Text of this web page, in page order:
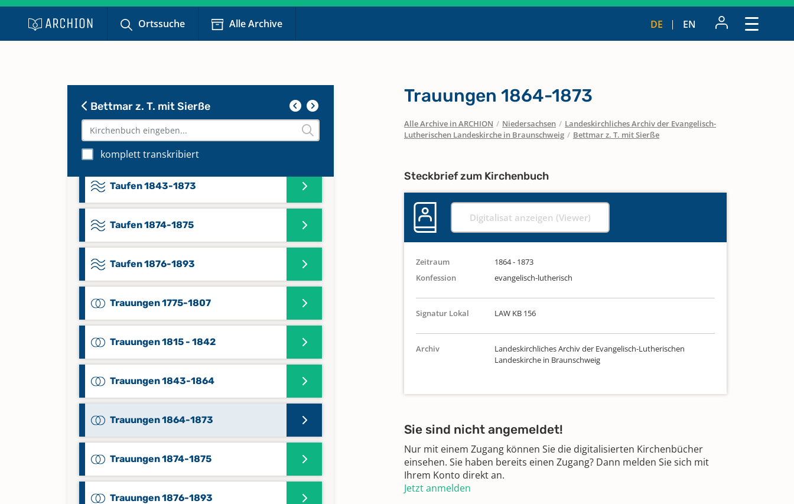
Ortssuche Alle Archive DE EN
Bettmar z. T. mit Sierße
komplett transkribiert
1873
Taufen 1815 - 1835
Taufen 1843-1873
Taufen 1874-1875
Taufen 1876-1893
Trauungen 1775-1807
Trauungen 1815 - 1842
Trauungen 1843-1864
Trauungen 1864-1873
Trauungen 1874-1875
Trauungen 1876-1893
Trauungen 1864-1873
Alle Archive in ARCHION / Niedersachsen / Landeskirchliches Archiv der Evangelisch-
Lutherischen Landeskirche in Braunschweig / Bettmar z. T. mit Sierße
Steckbrief zum Kirchenbuch
Digitalisat anzeigen (Viewer)
Zeitraum
1864 - 1873
Konfession
evangelisch-lutherisch
Signatur Lokal LAW KB 156
Archiv
Landeskirchliches Archiv der Evangelisch-Lutherischen
Landeskirche in Braunschweig
Sie sind nicht angemeldet!
Nur mit einem Zugang können Sie die digitalisierten Kirchenbücher
einsehen. Sie haben bereits einen Zugang? Dann melden Sie sich mit
Ihrem Konto direkt an.
Jetzt anmelden